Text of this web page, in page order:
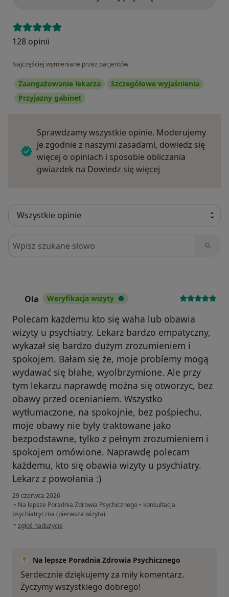
128 opinii
Najczęściej wymieniane przez pacjentów
Zaangażowanie lekarza
Szczegółowe wyjaśnienia
Przyjazny gabinet
Sprawdzamy wszystkie opinie. Moderujemy
je zgodnie z naszymi zasadami, dowiedz się
więcej o opiniach i sposobie obliczania
gwiazdek na Dowiedz się więcej
Szukaj w opiniach
Ola Weryfikacja wizyty
Polecam każdemu kto się waha lub obawia
wizyty u psychiatry. Lekarz bardzo empatyczny,
wykazał się bardzo dużym zrozumieniem i
spokojem. Bałam się że, moje problemy mogą
wydawać się błahe, wyolbrzymione. Ale przy
tym lekarzu naprawdę można się otworzyc, bez
obawy przed ocenianiem. Wszystko
wytłumaczone, na spokojnie, bez pośpiechu,
moje obawy nie były traktowane jako
bezpodstawne, tylko z pełnym zrozumieniem i
spokojem omówione. Naprawdę polecam
każdemu, kto się obawia wizyty u psychiatry.
Lekarz z powołania :)
29 czerwca 2026
• Na lepsze Poradnia Zdrowia Psychicznego • konsultacja
psychiatryczna (pierwsza wizyta)
• w opinii użytkownika Ola
zgłoś nadużycie
Na lepsze Poradnia Zdrowia Psychicznego
Serdecznie dziękujemy za miły komentarz.
Życzymy wszystkiego dobrego!